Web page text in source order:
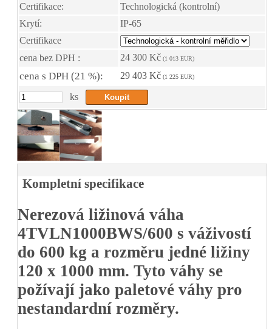
Certifikace:
Technologická (kontrolní)
Krytí:
IP-65
Certifikace
cena bez DPH :
24 300 Kč (1 013 EUR)
cena s DPH (21 %): 29 403 Kč (1 225 EUR)
ks
Kompletní specifikace
Nerezová ližinová váha
4TVLN1000BWS/600 s váživostí
do 600 kg a rozměru jedné ližiny
120 x 1000 mm. Tyto váhy se
požívají jako paletové váhy pro
nestandardní rozměry.